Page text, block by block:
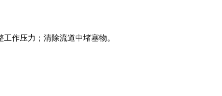
作压力；清除流道中堵塞物。